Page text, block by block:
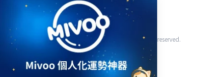
關於我們使用條款 隱私政策聯絡我們
© 2026 HoroFriend88 星座好朋友. All rights reserved.